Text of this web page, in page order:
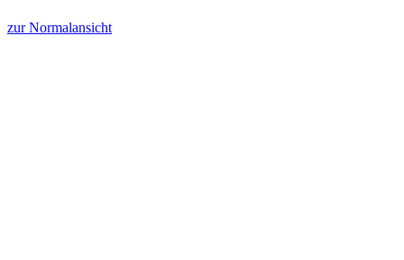
zur Normalansicht